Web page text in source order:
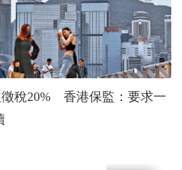
稅20% 香港保監：要求一